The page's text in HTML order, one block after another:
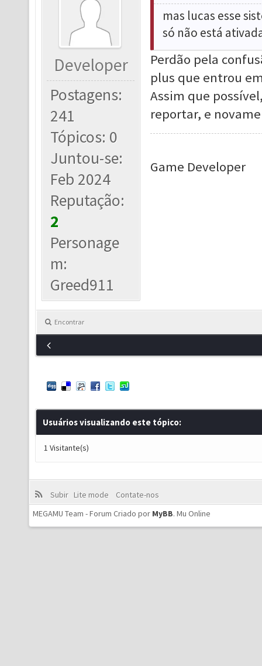
Developer
Postagens:
241
Tópicos: 0
Juntou-se:
Feb 2024
Reputação:
2
Personage
m:
Greed911
mas lucas esse
só não está
Perdão pela
plus que entrou
Assim que
reportar, e
Game Developer
Encontrar
Usuários visualizando este tópico:
1 Visitante(s)
Subir Lite mode
Contate-nos
MEGAMU Team - Forum Criado por MyBB. Mu Online